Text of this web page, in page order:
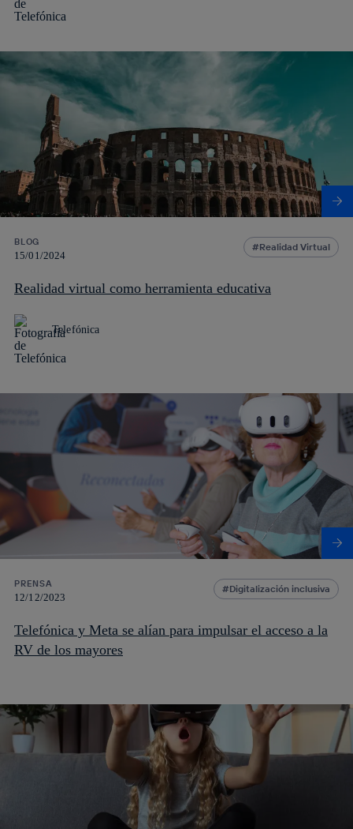
BLOG
15/01/2024
Realidad Virtual
Realidad virtual como herramienta educativa
Telefónica
PRENSA
12/12/2023
Digitalización inclusiva
Telefónica y Meta se alían para impulsar el acceso a la
RV de los mayores